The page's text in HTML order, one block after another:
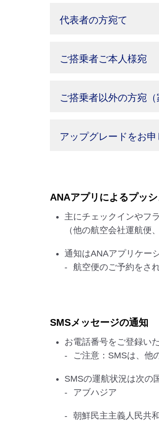
代表者の⽅宛て
ご搭乗者ご本人様宛
ご搭乗者以外の方宛
アップグレードをお
ANAアプリによるプッ
主にチェックインやフ
（他の航空会社運航便
通知はANAアプリケー
航空便のご予約をさ
SMSメッセージの通知
お電話番号をご登録い
ご注意：SMSは、他
SMSの運航状況は次の
アブハジア
朝鮮民主主義人民共